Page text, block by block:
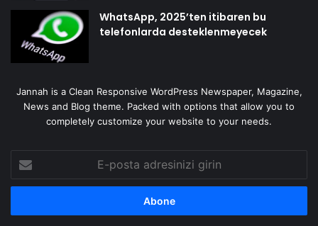
WhatsApp, 2025’ten itibaren bu
telefonlarda desteklenmeyecek
Jannah is a Clean Responsive WordPress Newspaper, Magazine,
News and Blog theme. Packed with options that allow you to
completely customize your website to your needs.
posta
adresinizi